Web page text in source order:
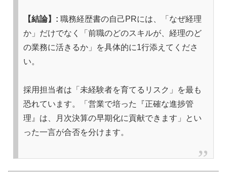
【結論】: 職務経歴書の自己PRには、「なぜ経理
か」だけでなく「前職のどのスキルが、経理のど
の業務に活きるか」を具体的に1行添えてくださ
い。
採用担当者は「未経験者を育てるリスク」を最も
恐れています。「営業で培った『正確な進捗管
理』は、月次決算の早期化に貢献できます」とい
った一言が合否を分けます。